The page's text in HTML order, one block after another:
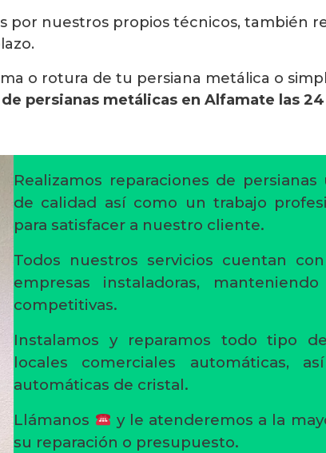
por nuestros propios técnicos, también
o rotura de tu persiana metálica o
persianas metálicas en Alfamate las
Realizamos reparaciones de
de calidad así como un trabajo
para satisfacer a nuestro cliente.
Todos nuestros servicios cuentan
empresas instaladoras,
competitivas.
Instalamos y reparamos todo tipo
locales comerciales automáticas,
automáticas de cristal.
Llámanos
y le atenderemos a la
su reparación o presupuesto.